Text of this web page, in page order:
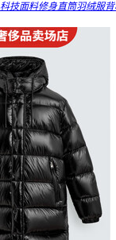
技面料修身直筒羽绒服背